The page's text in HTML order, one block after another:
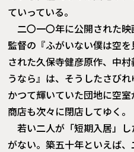
ていっている。
二〇一〇年に公開された
監督の『ふがいない僕は空
された久保寺健彦原作、中
うなら』は、そうしたさびれ
かつて輝いていた団地に空
商店も次々に閉店してゆく。
若い二人が「短期入居」
がない。築五十年といえば